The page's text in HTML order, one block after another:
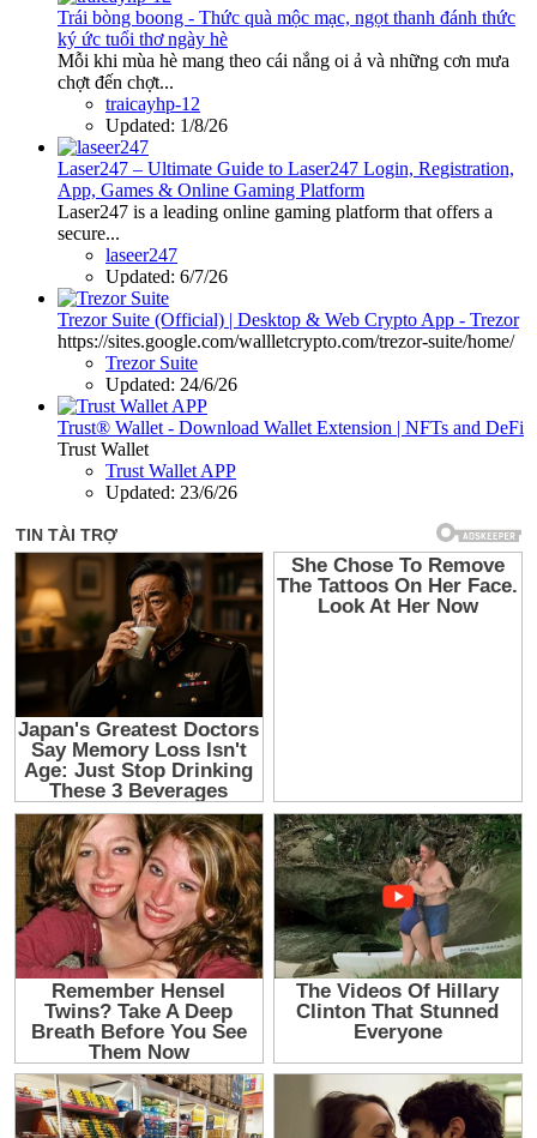
Trái bòng boong - Thức quà mộc mạc, ngọt thanh đánh thức
ký ức tuổi thơ ngày hè
Mỗi khi mùa hè mang theo cái nắng oi ả và những cơn mưa
chợt đến chợt...
traicayhp-12
Updated: 1/8/26
Laser247 – Ultimate Guide to Laser247 Login, Registration,
App, Games & Online Gaming Platform
Laser247 is a leading online gaming platform that offers a
secure...
laseer247
Updated: 6/7/26
Trezor Suite (Official) | Desktop & Web Crypto App - Trezor
https://sites.google.com/wallletcrypto.com/trezor-suite/home/
Trezor Suite
Updated: 24/6/26
Trust® Wallet - Download Wallet Extension | NFTs and DeFi
Trust Wallet
Trust Wallet APP
Updated: 23/6/26